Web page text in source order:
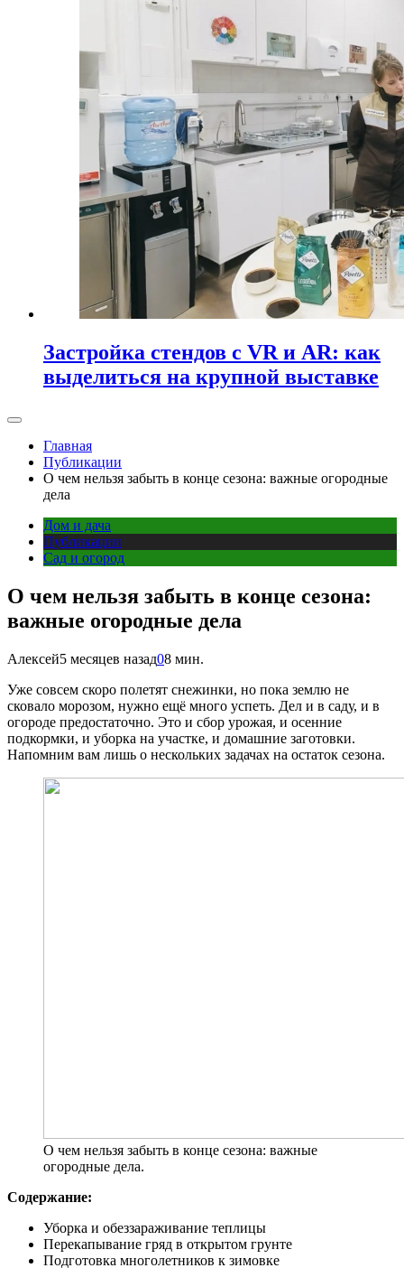
Застройка стендов с VR и AR: как
выделиться на крупной выставке
Главная
Публикации
О чем нельзя забыть в конце сезона: важные огородные
дела
Дом и дача
Публикации
Сад и огород
О чем нельзя забыть в конце сезона:
важные огородные дела
Алексей5 месяцев назад08 мин.
Уже совсем скоро полетят снежинки, но пока землю не
сковало морозом, нужно ещё много успеть. Дел и в саду, и в
огороде предостаточно. Это и сбор урожая, и осенние
подкормки, и уборка на участке, и домашние заготовки.
Напомним вам лишь о нескольких задачах на остаток сезона.
О чем нельзя забыть в конце сезона: важные
огородные дела.
Содержание:
Уборка и обеззараживание теплицы
Перекапывание гряд в открытом грунте
Подготовка многолетников к зимовке